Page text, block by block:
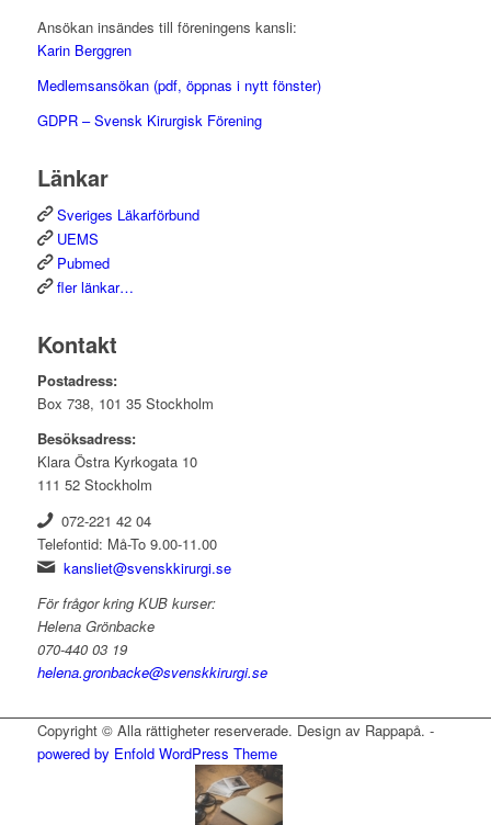
Ansökan insändes till föreningens kansli:
Karin Berggren
Medlemsansökan (pdf, öppnas i nytt fönster)
GDPR – Svensk Kirurgisk Förening
Länkar
Sveriges Läkarförbund
UEMS
Pubmed
fler länkar…
Kontakt
Postadress:
Box 738, 101 35 Stockholm
Besöksadress:
Klara Östra Kyrkogata 10
111 52 Stockholm
072-221 42 04
Telefontid: Må-To 9.00-11.00
kansliet@svenskkirurgi.se
För frågor kring KUB kurser:
Helena Grönbacke
070-440 03 19
helena.gronbacke@svenskkirurgi.se
Copyright © Alla rättigheter reserverade. Design av Rappapå. -
powered by Enfold WordPress Theme